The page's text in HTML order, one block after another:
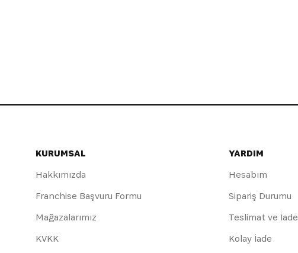
KURUMSAL
Hakkımızda
Franchise Başvuru Formu
Mağazalarımız
KVKK
YARDIM
Hesabım
Sipariş Durumu
Teslimat ve İade
Kolay İade